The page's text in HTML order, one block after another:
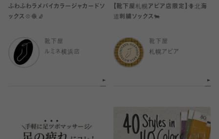
ふわふわラメバイカラージャカードソ
ックス💠🧶🧦
靴下屋
ルミネ横浜店
【靴下屋札幌アピア店限定】🪻北海
道刺繍ソックス🐄
靴下屋
札幌アピア